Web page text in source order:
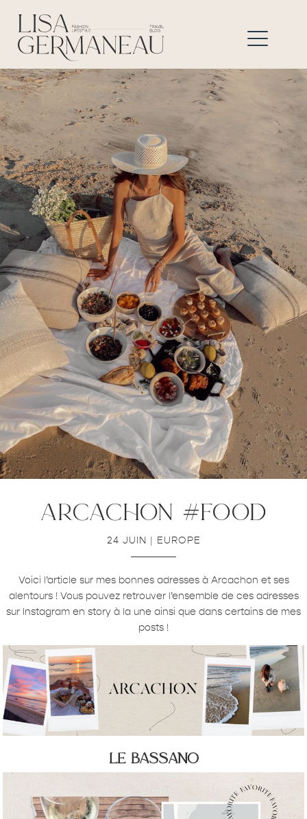
arcachon #food
24 JUIN | EUROPE
Voici l’article sur mes bonnes adresses à Arcachon et ses
alentours ! Vous pouvez retrouver l’ensemble de ces adresses
sur Instagram en story à la une ainsi que dans certains de mes
posts !
le bassano